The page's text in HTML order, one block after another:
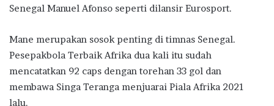
Senegal Manuel Afonso seperti dilansir Eurosport.
Mane merupakan sosok penting di timnas Senegal.
Pesepakbola Terbaik Afrika dua kali itu sudah
mencatatkan 92 caps dengan torehan 33 gol dan
membawa Singa Teranga menjuarai Piala Afrika 2021
lalu.